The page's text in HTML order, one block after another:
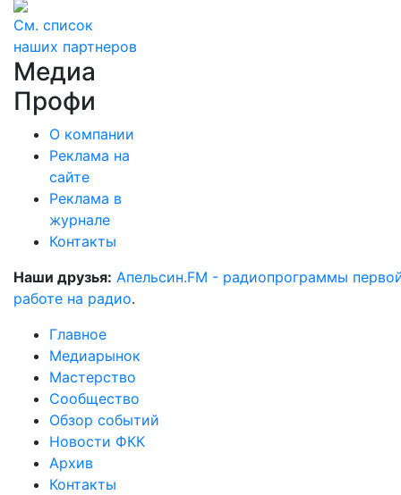
См. список
наших партнеров
Медиа
Профи
О компании
Реклама на
сайте
Реклама в
журнале
Контакты
Наши друзья: Апельсин.FM - радиопрограммы
работе на радио.
Главное
Медиарынок
Мастерство
Сообщество
Обзор событий
Новости ФКК
Архив
Контакты